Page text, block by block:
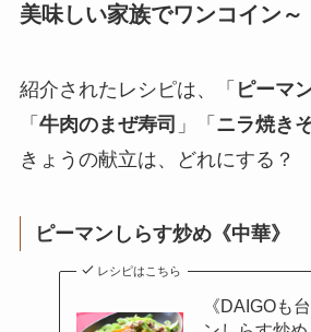
美味しい家族でワンコイン～
紹介されたレシピは、「 ピーマ
「 牛肉のまぜ寿司 」「 ニラ焼き
きょうの献立は、どれにする？
ピーマンしらす炒め 《中華》
レシピはこちら
《DAIGOも